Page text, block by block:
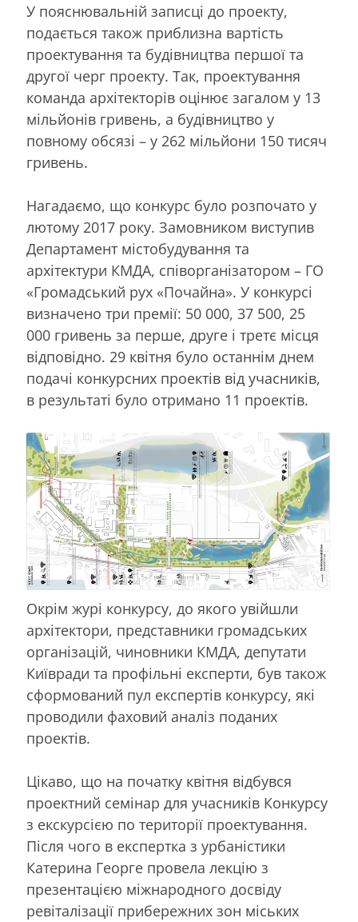
У пояснювальній записці до проекту,
подається також приблизна вартість
проектування та будівництва першої та
другої черг проекту. Так, проектування
команда архітекторів оцінює загалом у 13
мільйонів гривень, а будівництво у
повному обсязі – у 262 мільйони 150 тисяч
гривень.
Нагадаємо, що конкурс було розпочато у
лютому 2017 року. Замовником виступив
Департамент містобудування та
архітектури КМДА, співорганізатором – ГО
«Громадський рух «Почайна». У конкурсі
визначено три премії: 50 000, 37 500, 25
000 гривень за перше, друге і третє місця
відповідно. 29 квітня було останнім днем
подачі конкурсних проектів від учасників,
в результаті було отримано 11 проектів.
Окрім журі конкурсу, до якого увійшли
архітектори, представники громадських
організацій, чиновники КМДА, депутати
Київради та профільні експерти, був також
сформований пул експертів конкурсу, які
проводили фаховий аналіз поданих
проектів.
Цікаво, що на початку квітня відбувся
проектний семінар для учасників Конкурсу
з екскурсією по території проектування.
Після чого в експертка з урбаністики
Катерина Георге провела лекцію з
презентацією міжнародного досвіду
ревіталізації прибережних зон міських